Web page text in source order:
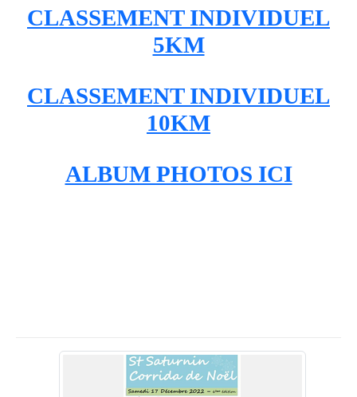
CLASSEMENT INDIVIDUEL
5KM
CLASSEMENT INDIVIDUEL
10KM
ALBUM PHOTOS ICI